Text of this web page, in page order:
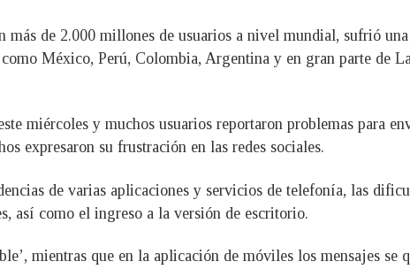
más de 2.000 millones de usuarios a nivel mundial, sufrió
México, Perú, Colombia, Argentina y en gran parte de
miércoles y muchos usuarios reportaron problemas para
expresaron su frustración en las redes sociales.
de varias aplicaciones y servicios de telefonía, las
así como el ingreso a la versión de escritorio.
mientras que en la aplicación de móviles los mensajes se